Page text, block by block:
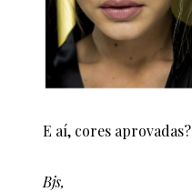
E aí, cores aprovadas?
Bjs,